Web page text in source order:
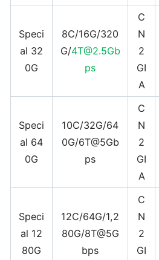
Speci
al 32
0G
8C/16G/320
G/4T@2.5Gb
ps
C
N
2
GI
A
Speci
al 64
0G
10C/32G/64
0G/6T@5Gb
ps
C
N
2
GI
A
Speci
al 12
80G
12C/64G/1,2
80G/8T@5G
bps
C
N
2
GI